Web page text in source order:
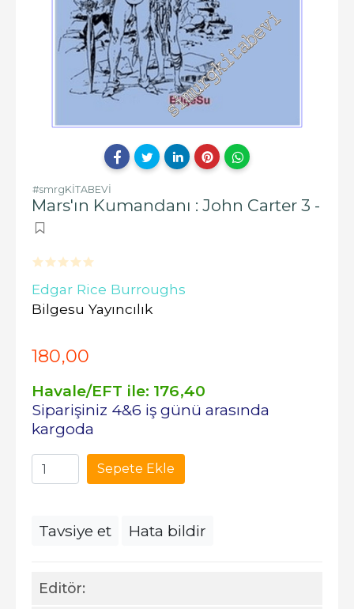
#smrgKİTABEVİ
Mars'ın Kumandanı : John Carter 3 -
Edgar Rice Burroughs
Bilgesu Yayıncılık
Editör:
180,00
Havale/EFT ile: 176,40
Siparişiniz 4&6 iş günü arasında
kargoda
Sepete Ekle
Tavsiye et Hata bildir